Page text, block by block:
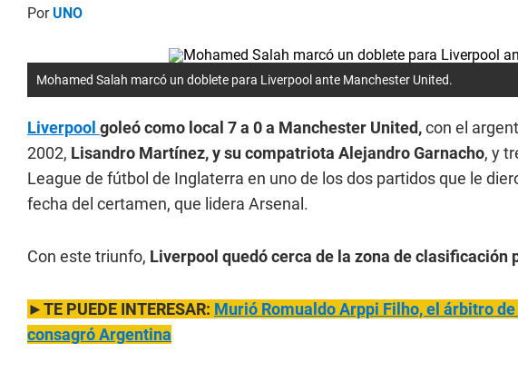
PorUNO
Mohamed Salah marcó un doblete para Liverpool ante Manchester United.
Liverpool goleó como local 7 a 0 a Manchester United,con el
2002, Lisandro Martínez, y su compatriota Alejandro Garnacho, y
League de fútbol de Inglaterra en uno de los dos partidos que le
fecha del certamen, que lidera Arsenal.
Con este triunfo, Liverpool quedó cerca de la zona de clasificación
►TE PUEDE INTERESAR: Murió Romualdo Arppi Filho, el árbitro
consagró Argentina